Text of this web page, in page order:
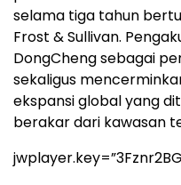
selama tiga tahun
Frost & Sullivan.
DongCheng sebagai
sekaligus
ekspansi global yang
berakar dari kawasan